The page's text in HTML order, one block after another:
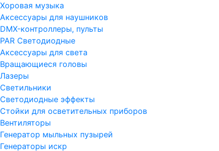
Хоровая музыка
Аксессуары для наушников
DMX-контроллеры, пульты
PAR Светодиодные
Аксессуары для света
Вращающиеся головы
Лазеры
Светильники
Светодиодные эффекты
Стойки для осветительных приборов
Вентиляторы
Генератор мыльных пузырей
Генераторы искр